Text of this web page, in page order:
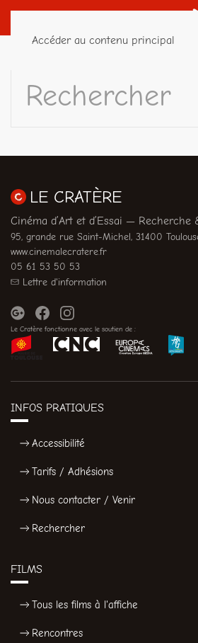
Accéder au contenu principal
LE CRATÈRE
Cinéma d’Art et d’Essai — Recherche
95, grande rue Saint-Michel, 31400
www.cinemalecratere.fr
05 61 53 50 53
Lettre d'information
Le Cratère fonctionne avec le soutien de :
INFOS PRATIQUES
Accessibilité
Tarifs / Adhésions
Nous contacter / Venir
Rechercher
FILMS
Tous les films à l'affiche
Rencontres